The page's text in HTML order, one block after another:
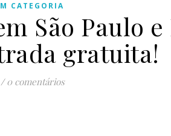
CATEGORIA
São Paulo
gratuita!
/ 0 comentários